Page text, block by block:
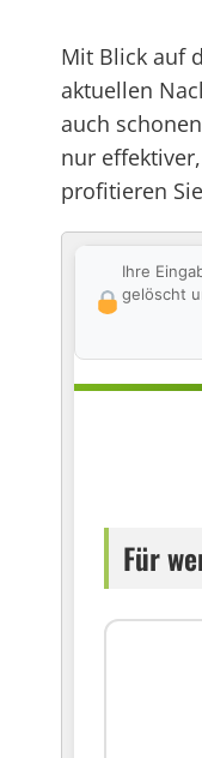
Mit Blick auf
aktuellen
auch
nur
profitieren
Ihre
gelöscht
Für